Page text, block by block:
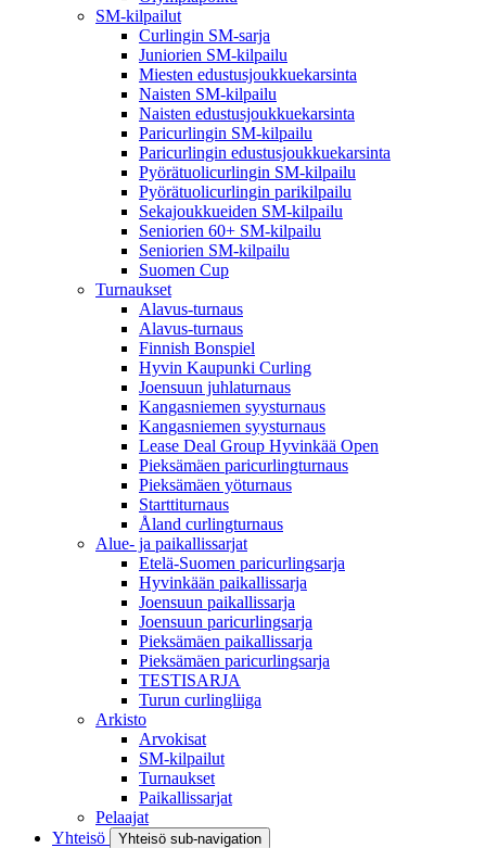
SM-kilpailut
Curlingin SM-sarja
Juniorien SM-kilpailu
Miesten edustusjoukkuekarsinta
Naisten SM-kilpailu
Naisten edustusjoukkuekarsinta
Paricurlingin SM-kilpailu
Paricurlingin edustusjoukkuekarsinta
Pyörätuolicurlingin SM-kilpailu
Pyörätuolicurlingin parikilpailu
Sekajoukkueiden SM-kilpailu
Seniorien 60+ SM-kilpailu
Seniorien SM-kilpailu
Suomen Cup
Turnaukset
Alavus-turnaus
Alavus-turnaus
Finnish Bonspiel
Hyvin Kaupunki Curling
Joensuun juhlaturnaus
Kangasniemen syysturnaus
Kangasniemen syysturnaus
Lease Deal Group Hyvinkää Open
Pieksämäen paricurlingturnaus
Pieksämäen yöturnaus
Starttiturnaus
Åland curlingturnaus
Alue- ja paikallissarjat
Etelä-Suomen paricurlingsarja
Hyvinkään paikallissarja
Joensuun paikallissarja
Joensuun paricurlingsarja
Pieksämäen paikallissarja
Pieksämäen paricurlingsarja
TESTISARJA
Turun curlingliiga
Arkisto
Arvokisat
SM-kilpailut
Turnaukset
Paikallissarjat
Pelaajat
Yhteisö
Yhteisö sub-navigation